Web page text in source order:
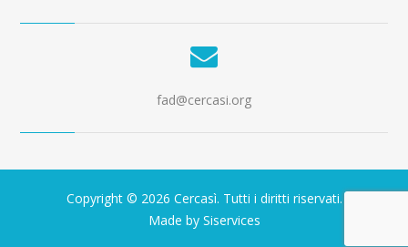
fad@cercasi.org
Copyright © 2026 Cercasì. Tutti i diritti riservati.
Made by Siservices